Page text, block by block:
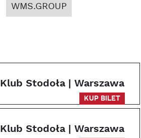
WMS.GROUP
Klub Stodoła | Warszawa
KUP BILET
Klub Stodoła | Warszawa